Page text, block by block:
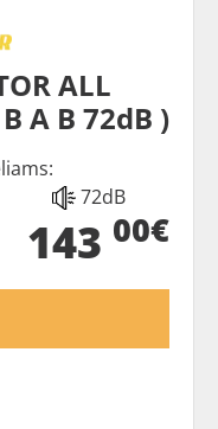
ALL
A B 72dB )
72dB
143 00€